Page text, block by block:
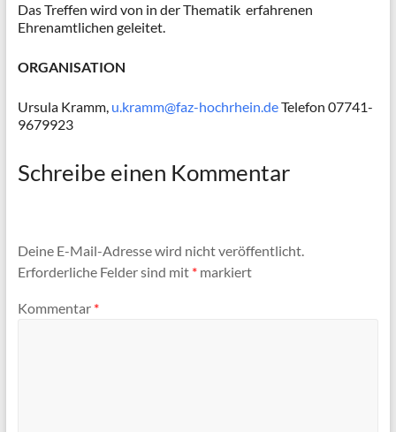
Das Treffen wird von in der Thematik erfahrenen
Ehrenamtlichen geleitet.
ORGANISATION
Ursula Kramm, u.kramm@faz-hochrhein.deTelefon 07741-
9679923
Schreibe einen Kommentar
Deine E-Mail-Adresse wird nicht veröffentlicht.
Erforderliche Felder sind mit *markiert
Kommentar *